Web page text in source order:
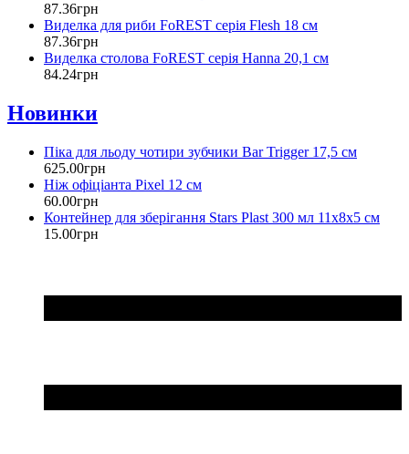
87.36грн
Виделка для риби FoREST серія Flesh 18 см
87.36грн
Виделка столова FoREST серія Hanna 20,1 см
84.24грн
Новинки
Піка для льоду чотири зубчики Bar Trigger 17,5 см
625.00грн
Ніж офіціанта Pixel 12 см
60.00грн
Контейнер для зберігання Stars Plast 300 мл 11х8х5 см
15.00грн